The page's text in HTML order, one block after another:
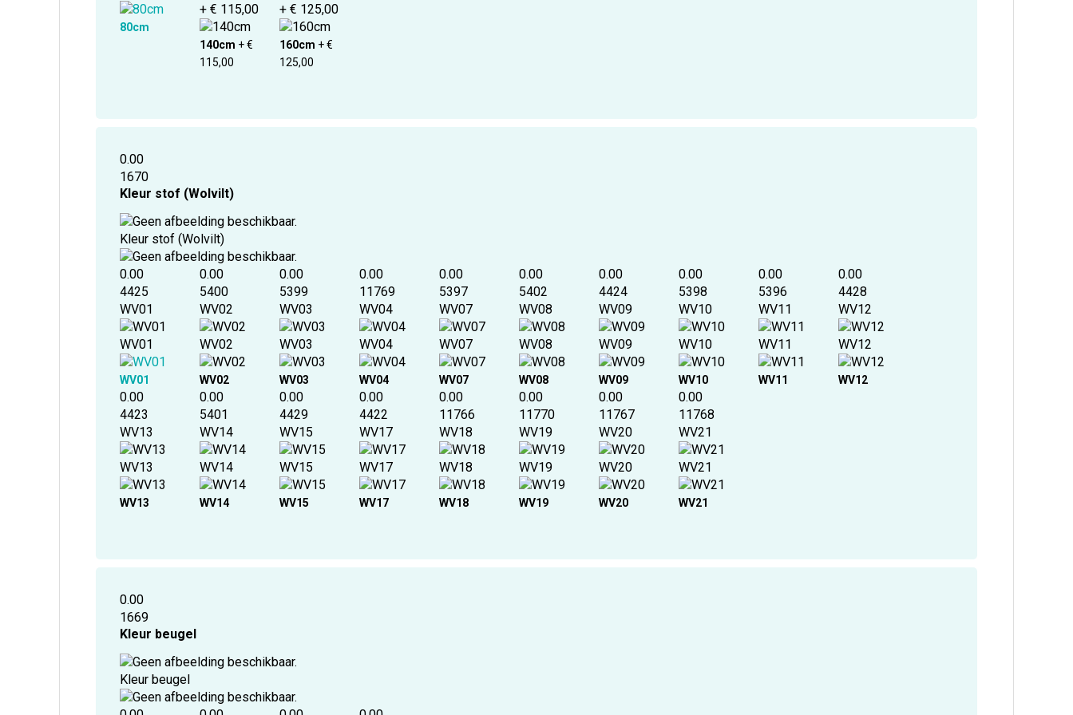
80cm
+ € 115,00
140cm + €
115,00
+ € 125,00
160cm + €
125,00
0.00
1670
Kleur stof (Wolvilt)
Kleur stof (Wolvilt)
0.00
4425
WV01
WV01
WV01
0.00
5400
WV02
WV02
WV02
0.00
5399
WV03
WV03
WV03
0.00
11769
WV04
WV04
WV04
0.00
5397
WV07
WV07
WV07
0.00
5402
WV08
WV08
WV08
0.00
4424
WV09
WV09
WV09
0.00
5398
WV10
WV10
WV10
0.00
5396
WV11
WV11
WV11
0.00
4428
WV12
WV12
WV12
0.00
4423
WV13
WV13
WV13
0.00
5401
WV14
WV14
WV14
0.00
4429
WV15
WV15
WV15
0.00
4422
WV17
WV17
WV17
0.00
11766
WV18
WV18
WV18
0.00
11770
WV19
WV19
WV19
0.00
11767
WV20
WV20
WV20
0.00
11768
WV21
WV21
WV21
0.00
1669
Kleur beugel
Kleur beugel